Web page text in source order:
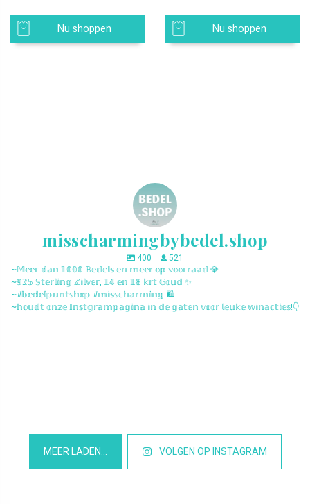
Nu shoppen Nu shoppen
misscharmingbybedel.shop
400
521
~𝕄𝕖𝕖𝕣 𝕕𝕒𝕟 𝟙𝟘𝟘𝟘 𝔹𝕖𝕕𝕖𝕝𝕤 𝕖𝕟 𝕞𝕖𝕖𝕣 𝕠𝕡 𝕧𝕠𝕠𝕣𝕣𝕒𝕒𝕕 💎
~𝟡𝟚𝟝 𝕊𝕥𝕖𝕣𝕝𝕚𝕟𝕘 ℤ𝕚𝕝𝕧𝕖𝕣, 𝟙𝟜 𝕖𝕟 𝟙𝟠 𝕜𝕣𝕥 𝔾𝕠𝕦𝕕 ✨
~#𝕓𝕖𝕕𝕖𝕝𝕡𝕦𝕟𝕥𝕤𝕙𝕠𝕡 #𝕞𝕚𝕤𝕤𝕔𝕙𝕒𝕣𝕞𝕚𝕟𝕘 🛍️
~𝕙𝕠𝕦𝕕𝕥 𝕠𝕟𝕫𝕖 𝕀𝕟𝕤𝕥𝕘𝕣𝕒𝕞𝕡𝕒𝕘𝕚𝕟𝕒 𝕚𝕟 𝕕𝕖 𝕘𝕒𝕥𝕖𝕟 𝕧𝕠𝕠𝕣 𝕝𝕖𝕦𝕜𝕖 𝕨𝕚𝕟𝕒𝕔𝕥𝕚𝕖𝕤!👇
MEER LADEN… VOLGEN OP INSTAGRAM